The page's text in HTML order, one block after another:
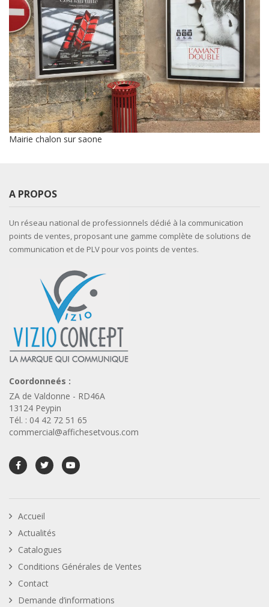
Mairie chalon sur saone
A PROPOS
Un réseau national de professionnels dédié à la communication
points de ventes, proposant une gamme complète de solutions de
communication et de PLV pour vos points de ventes.
Coordonneés :
ZA de Valdonne - RD46A
13124 Peypin
Tél. : 04 42 72 51 65
commercial@affichesetvous.com
Accueil
Actualités
Catalogues
Conditions Générales de Ventes
Contact
Demande d’informations